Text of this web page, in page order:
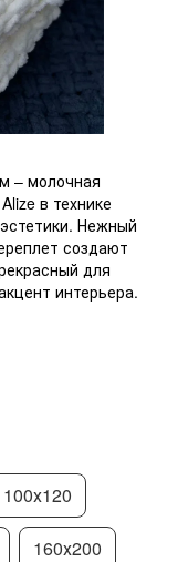
– молочная
в технике
Нежный
создают
для
интерьера.
100х120
160х200